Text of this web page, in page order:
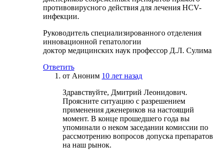
противовирусного действия для лечения HCV-
инфекции.
Руководитель специализированного отделения
инновационной гепатологии
доктор медицинских наук профессор Д.Л. Сулима
Ответить
от Аноним 10 лет назад
Здравствуйте, Дмитрий Леонидович.
Проясните ситуацию с разрешением
применения дженериков на настоящий
момент. В конце прошедшего года вы
упоминали о неком заседании комиссии по
рассмотрению вопросов допуска препаратов
на наш рынок.